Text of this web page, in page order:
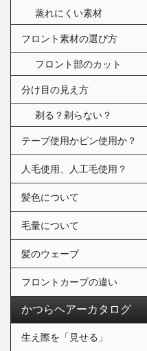
蒸れにくい素材
フロント素材の選び方
フロント部のカット
分け目の見え方
剃る？剃らない？
テープ使用かピン使用か？
人毛使用、人工毛使用？
髪色について
毛量について
髪のウェーブ
フロントカーブの違い
かつらヘアーカタログ
生え際を「見せる」